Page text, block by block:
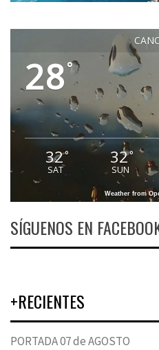
28°
32°
SAT
32°
SUN
Weather from
SÍGUENOS EN
+RECIENTES
PORTADA 07 de AGOSTO